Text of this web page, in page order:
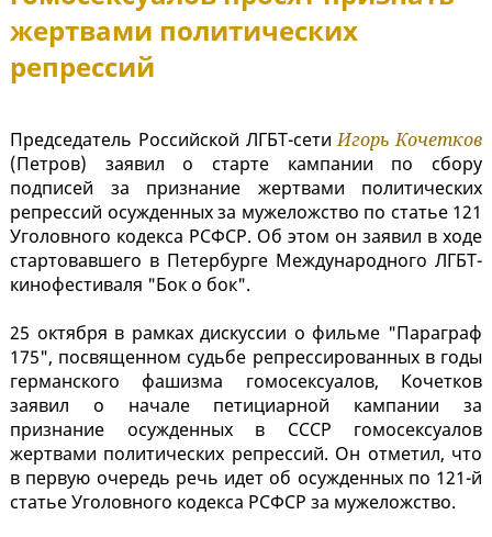
жертвами политических
репрессий
Председатель Российской ЛГБТ-сетиИгорь Кочетков
(Петров) заявил о старте кампании по сбору
подписей за признание жертвами политических
репрессий осужденных за мужеложство по статье 121
Уголовного кодекса РСФСР. Об этом он заявил в ходе
стартовавшего в Петербурге Международного ЛГБТ-
кинофестиваля "Бок о бок".
25 октября в рамках дискуссии о фильме "Параграф
175", посвященном судьбе репрессированных в годы
германского фашизма гомосексуалов, Кочетков
заявил о начале петициарной кампании за
признание осужденных в СССР гомосексуалов
жертвами политических репрессий. Он отметил, что
в первую очередь речь идет об осужденных по 121-й
статье Уголовного кодекса РСФСР за мужеложство.